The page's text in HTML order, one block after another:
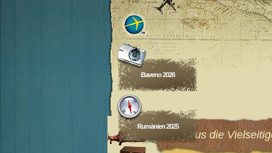
Baveno 2026
Rumänien 2025
Mauritius die